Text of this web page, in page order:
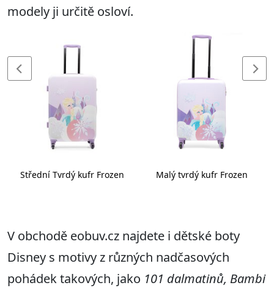
modely ji určitě osloví.
Střední Tvrdý kufr Frozen Malý tvrdý kufr Frozen
V obchodě eobuv.cz najdete i dětské boty
Disney s motivy z různých nadčasových
pohádek takových, jako 101 dalmatinů, Bambi